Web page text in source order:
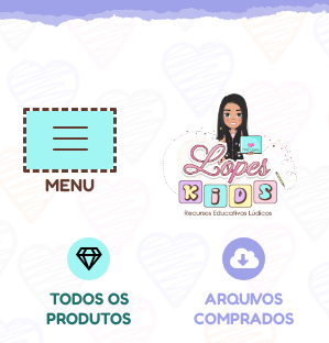
MENU
TODOS OS
PRODUTOS
ARQUIVOS
COMPRADOS